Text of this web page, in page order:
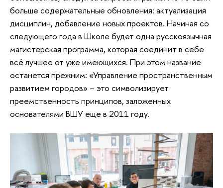
больше содержательные обновления: актуализация
дисциплин, добавление новых проектов. Начиная со
следующего года в Школе будет одна русскоязычная
магистерская программа, которая соединит в себе
всё лучшее от уже имеющихся. При этом название
останется прежним: «Управление пространственным
развитием городов» – это символизирует
преемственность принципов, заложенных
основателями ВШУ еще в 2011 году.